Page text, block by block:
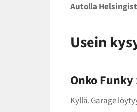
Autolla
Usein
Onko
Kyllä. Garage